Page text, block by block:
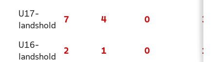
U17-
landshold
7 4 0 3
U16-
landshold
2 1 0 1